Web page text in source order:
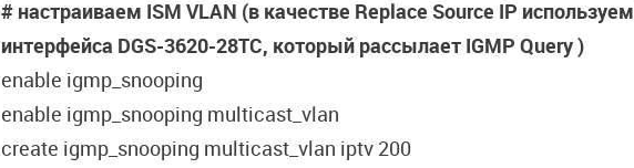
# настраиваем ISM VLAN (в качестве Replace Source IP используем
интерфейса DGS-3620-28TC, который рассылает IGMP Query )
enable igmp_snooping
enable igmp_snooping multicast_vlan
create igmp_snooping multicast_vlan iptv 200